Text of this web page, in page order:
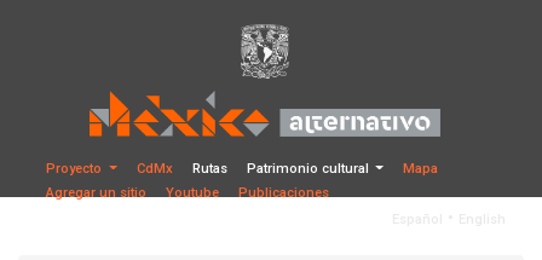
Proyecto CdMx Rutas Patrimonio cultural
Mapa
Agregar un sitio
Youtube
Publicaciones